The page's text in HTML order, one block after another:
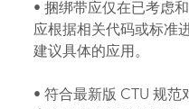
• 捆绑带应仅在已考虑
应根据相关代码或标准
建议具体的应用。
• 符合最新版 CTU 规范